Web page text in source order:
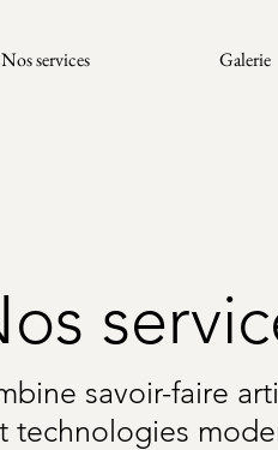
Nos services Galerie
savoir-faire
technologies